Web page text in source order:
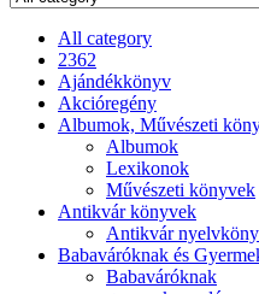
All category
2362
Ajándékkönyv
Akcióregény
Albumok, Művészeti
Albumok
Lexikonok
Művészeti könyvek
Antikvár könyvek
Antikvár
Babaváróknak és
Babaváróknak